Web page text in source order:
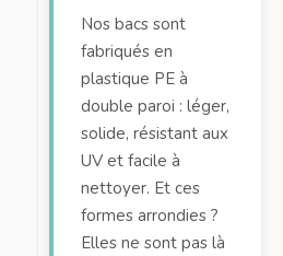
Nos bacs sont
fabriqués en
plastique PE à
double paroi : léger,
solide, résistant aux
UV et facile à
nettoyer. Et ces
formes arrondies ?
Elles ne sont pas là